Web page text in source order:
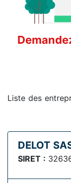
Liste des
DELOT
SIRET :